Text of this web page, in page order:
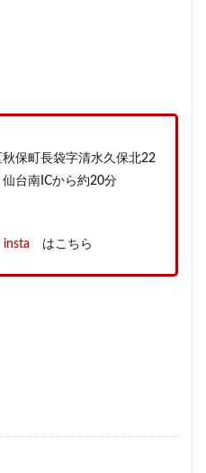
保町長袋字清水久保北22
台南ICから約20分
insta はこちら